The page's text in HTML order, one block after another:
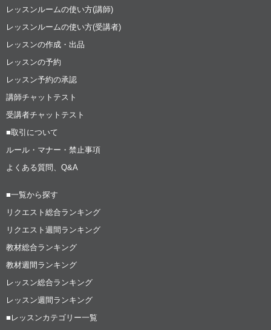
レッスンルームの使い方(講師)
レッスンルームの使い方(受講者)
レッスンの作成・出品
レッスンの予約
レッスン予約の承認
講師チャットテスト
受講者チャットテスト
■取引について
ルール・マナー・禁止事項
よくある質問、Q&A
■一覧から探す
リクエスト総合ランキング
リクエスト週間ランキング
教材総合ランキング
教材週間ランキング
レッスン総合ランキング
レッスン週間ランキング
■レッスンカテゴリー一覧